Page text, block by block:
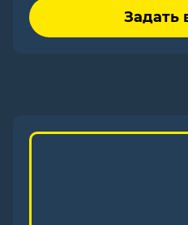
Задать